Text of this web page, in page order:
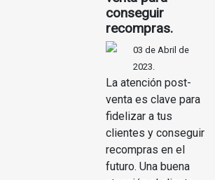
conseguir
recompras.
03 de Abril de
2023.
La atención post-
venta es clave para
fidelizar a tus
clientes y conseguir
recompras en el
futuro. Una buena